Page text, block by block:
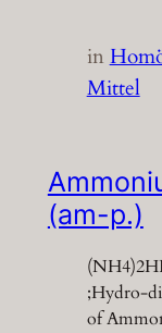
in
Mittel
(am-p.)
;Hydro-
of